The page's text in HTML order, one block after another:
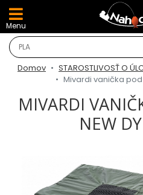
Menu
Domov STAROSTLIVOSŤ O
Mivardi vanička
MIVARDI
NEW
DARČEKY A AKCIE
TOP AKCIE
Odporúčame
AKCIA 1+1